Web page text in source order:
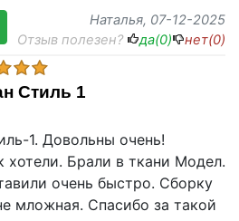
Наталья, 07-12-2025
Отзыв полезен?
да(0) нет(0)
Стиль 1
1. Довольны очень!
хотели. Брали в ткани Модел.
очень быстро. Сборку
мложная. Спасибо за такой